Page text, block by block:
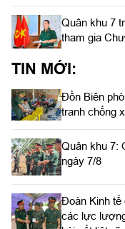
Quân khu 7
tham gia
TIN MỚI:
Đồn Biên
tranh chống
Quân khu 7:
ngày 7/8
Đoàn Kinh tế
các lực